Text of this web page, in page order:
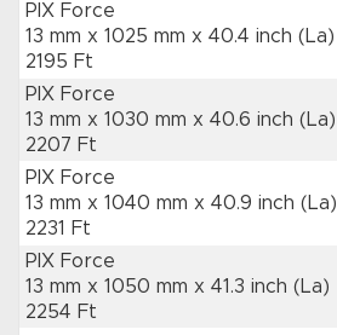
PIX Force
13 mm x 1025 mm x 40.4 inch (La)
2195 Ft
PIX Force
13 mm x 1030 mm x 40.6 inch (La)
2207 Ft
PIX Force
13 mm x 1040 mm x 40.9 inch (La)
2231 Ft
PIX Force
13 mm x 1050 mm x 41.3 inch (La)
2254 Ft